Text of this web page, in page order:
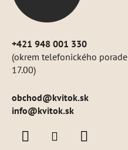
+421 948 001 330
(okrem telefonického
17.00)
obchod@kvitok.sk
info@kvitok.sk